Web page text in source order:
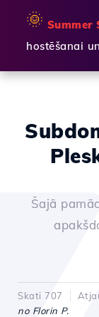
🌞 Summer
hostēšanai
Šajā
Skati 707
no Florin P.